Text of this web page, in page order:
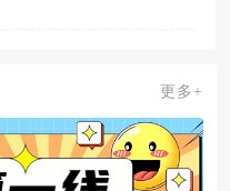
更多+